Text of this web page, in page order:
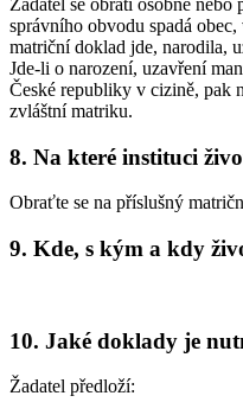
Žadatel se obrátí osobně
správního obvodu spadá
matriční doklad jde, narodila,
Jde-li o narození, uzavření
České republiky v cizině, pak
zvláštní matriku.
8. Na které instituci
Obraťte se na příslušný
9. Kde, s kým a kdy
10. Jaké doklady je
Žadatel předloží: